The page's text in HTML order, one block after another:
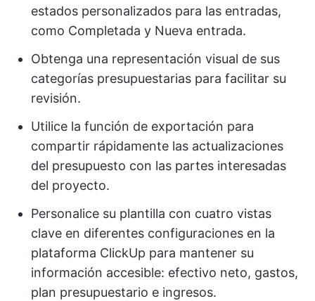
estados personalizados para las entradas,
como Completada y Nueva entrada.
Obtenga una representación visual de sus
categorías presupuestarias para facilitar su
revisión.
Utilice la función de exportación para
compartir rápidamente las actualizaciones
del presupuesto con las partes interesadas
del proyecto.
Personalice su plantilla con cuatro vistas
clave en diferentes configuraciones en la
plataforma ClickUp para mantener su
información accesible: efectivo neto, gastos,
plan presupuestario e ingresos.